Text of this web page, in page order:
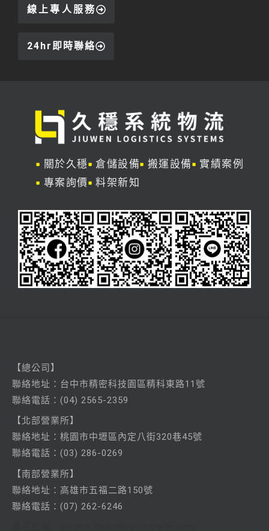
線上專人服務
24hr即時聯絡
關於久穩 倉儲設備 搬運設備
實績案例
專案詢價
料架新知
【總公司】
聯絡地址：台中市精密科技園區精科東路11號
聯絡電話： (04) 2565-2359
【北部營業所】
聯絡地址：桃園市中壢區內定八街320巷45號
聯絡電話： (03) 286-0269
【南部營業所】
聯絡地址：高雄市五福二路150號
聯絡電話： (07) 262-6246